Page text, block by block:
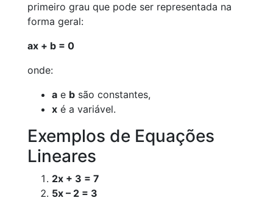
primeiro grau que pode ser representada na
forma geral:
ax + b = 0
onde:
a e b são constantes,
x é a variável.
Exemplos de Equações
Lineares
2x + 3 = 7
5x – 2 = 3